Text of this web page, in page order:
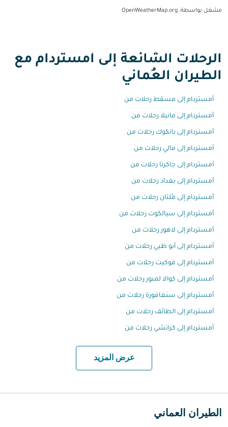
مشغل بواسطة: OpenWeatherMap.org
الرحلات الشائعة إلى أمستردام مع
الطيران العُماني
أمستردام إلى مسقط رحلات من
أمستردام إلى مانيلا رحلات من
أمستردام إلى بانكوك رحلات من
أمستردام إلى مالي رحلات من
أمستردام إلى جاكرتا رحلات من
أمستردام إلى بغداد رحلات من
أمستردام إلى مُلتان رحلات من
أمستردام إلى سيالكوت رحلات من
أمستردام إلى لاهور رحلات من
أمستردام إلى أبو ظبي رحلات من
أمستردام إلى فوكيت رحلات من
أمستردام إلى كوالا لمبور رحلات من
أمستردام إلى سنغافورة رحلات من
أمستردام إلى الطائف رحلات من
أمستردام إلى كراتشي رحلات من
عرض المزيد
الطيران العماني